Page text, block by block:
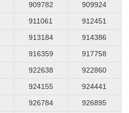
909782
909924
911061
912451
913184
914386
916359
917758
922638
922860
924155
924441
926784
926895